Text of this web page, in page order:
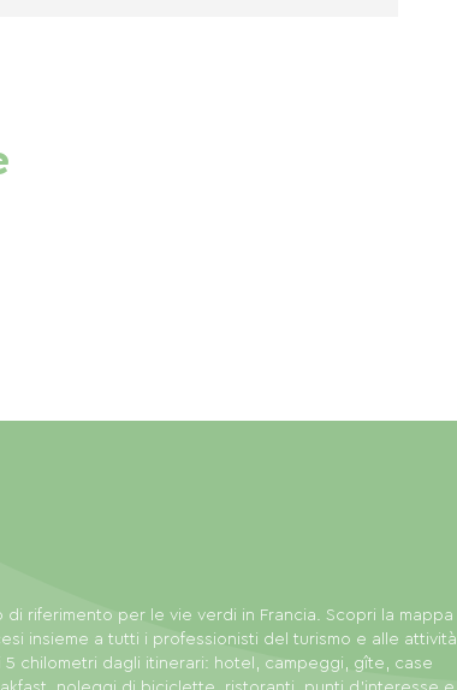
di riferimento per le vie verdi in Francia. Scopri la mappa
insieme a tutti i professionisti del turismo e alle attività
5 chilometri dagli itinerari: hotel, campeggi, gîte, case